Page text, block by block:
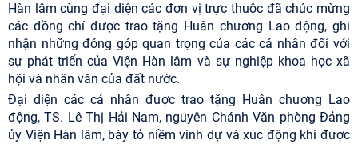
Hàn lâm cùng đại diện các đơn vị trực thuộc đã chúc mừng
các đồng chí được trao tặng Huân chương Lao động, ghi
nhận những đóng góp quan trọng của các cá nhân đối với
sự phát triển của Viện Hàn lâm và sự nghiệp khoa học xã
hội và nhân văn của đất nước.
Đại diện các cá nhân được trao tặng Huân chương Lao
động, TS. Lê Thị Hải Nam, nguyên Chánh Văn phòng Đảng
ủy Viện Hàn lâm, bày tỏ niềm vinh dự và xúc động khi được